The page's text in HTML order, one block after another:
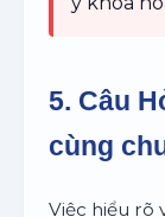
5. Câu
cùng
Việc hiểu rõ